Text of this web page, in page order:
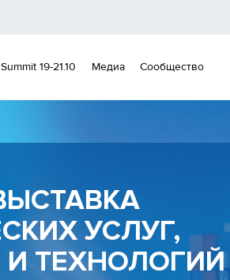
19-21.10 Медиа Сообщество
УСЛУГ,
ТЕХНОЛОГИЙ